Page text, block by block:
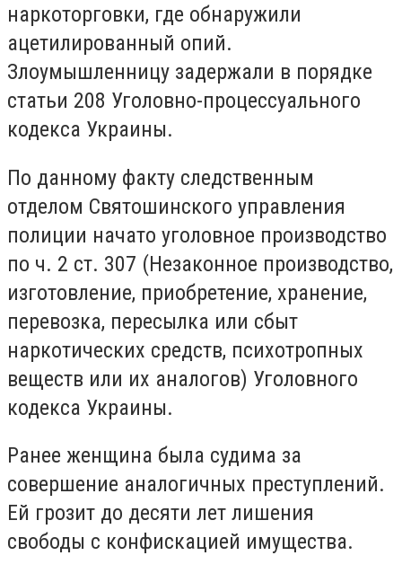
наркоторговки, где обнаружили
ацетилированный опий.
Злоумышленницу задержали в порядке
статьи 208 Уголовно-процессуального
кодекса Украины.
По данному факту следственным
отделом Святошинского управления
полиции начато уголовное производство
по ч. 2 ст. 307 (Незаконное производство,
изготовление, приобретение, хранение,
перевозка, пересылка или сбыт
наркотических средств, психотропных
веществ или их аналогов) Уголовного
кодекса Украины.
Ранее женщина была судима за
совершение аналогичных преступлений.
Ей грозит до десяти лет лишения
свободы с конфискацией имущества.